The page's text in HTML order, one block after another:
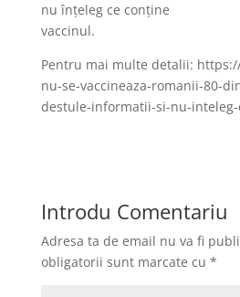
nu înţeleg ce conţine
vaccinul.
Pentru mai multe detalii:
nu-se-vaccineaza-romanii-80-
destule-informatii-si-nu-
Introdu Comentariu
Adresa ta de email nu va fi
obligatorii sunt marcate cu *